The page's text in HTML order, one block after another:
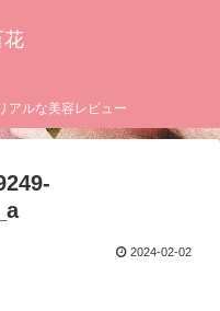
花
アルな美容レビュー
2024-02-02